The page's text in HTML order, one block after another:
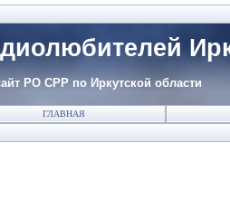
РО СРР по Иркутской области
ГЛАВНАЯ